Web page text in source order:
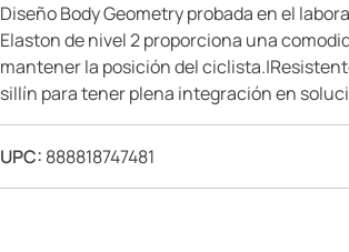
Diseño Body Geometry probada en el
Elaston de nivel 2 proporciona una
mantener la posición del
sillín para tener plena integración en
UPC: 888818747481